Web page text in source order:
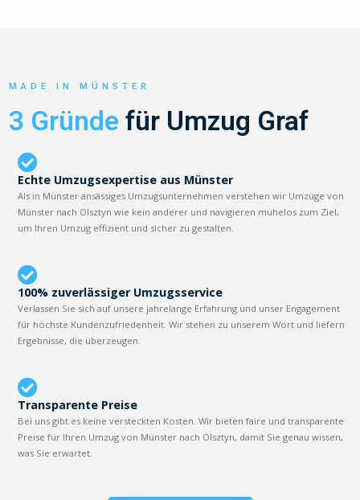
MADE IN MÜNSTER
3 Gründe für Umzug Graf
Echte Umzugsexpertise aus Münster
Als in Münster ansässiges Umzugsunternehmen verstehen wir Umzüge von
Münster nach Olsztyn wie kein anderer und navigieren mühelos zum Ziel,
um Ihren Umzug effizient und sicher zu gestalten.
100% zuverlässiger Umzugsservice
Verlassen Sie sich auf unsere jahrelange Erfahrung und unser Engagement
für höchste Kundenzufriedenheit. Wir stehen zu unserem Wort und liefern
Ergebnisse, die überzeugen.
Transparente Preise
Bei uns gibt es keine versteckten Kosten. Wir bieten faire und transparente
Preise für Ihren Umzug von Münster nach Olsztyn, damit Sie genau wissen,
was Sie erwartet.